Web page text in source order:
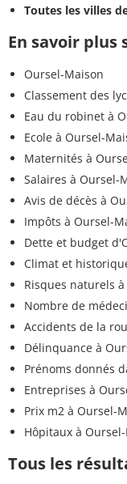
Toutes les villes
En savoir plus
Oursel-Maison
Classement des
Eau du robinet à
Ecole à Oursel-
Maternités à
Salaires à Oursel-
Avis de décès à
Impôts à Oursel-
Dette et budget
Climat et
Risques naturels
Nombre de
Accidents de la
Délinquance à
Prénoms donnés
Entreprises à
Prix m2 à Oursel-
Hôpitaux à
Tous les